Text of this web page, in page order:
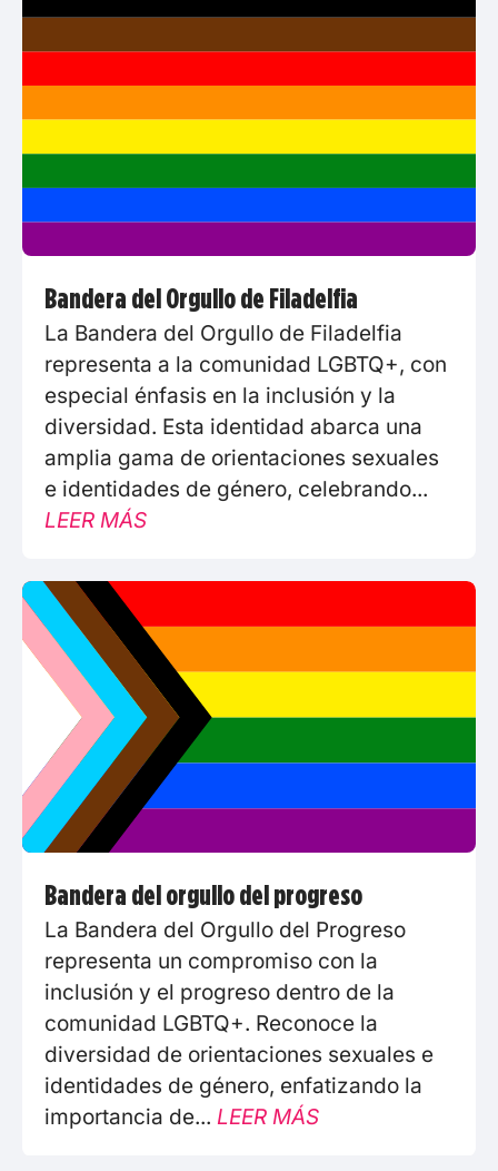
Bandera del Orgullo de Filadelfia
La Bandera del Orgullo de Filadelfia
representa a la comunidad LGBTQ+, con
especial énfasis en la inclusión y la
diversidad. Esta identidad abarca una
amplia gama de orientaciones sexuales
e identidades de género, celebrando...
LEER MÁS
Bandera del orgullo del progreso
La Bandera del Orgullo del Progreso
representa un compromiso con la
inclusión y el progreso dentro de la
comunidad LGBTQ+. Reconoce la
diversidad de orientaciones sexuales e
identidades de género, enfatizando la
importancia de... LEER MÁS